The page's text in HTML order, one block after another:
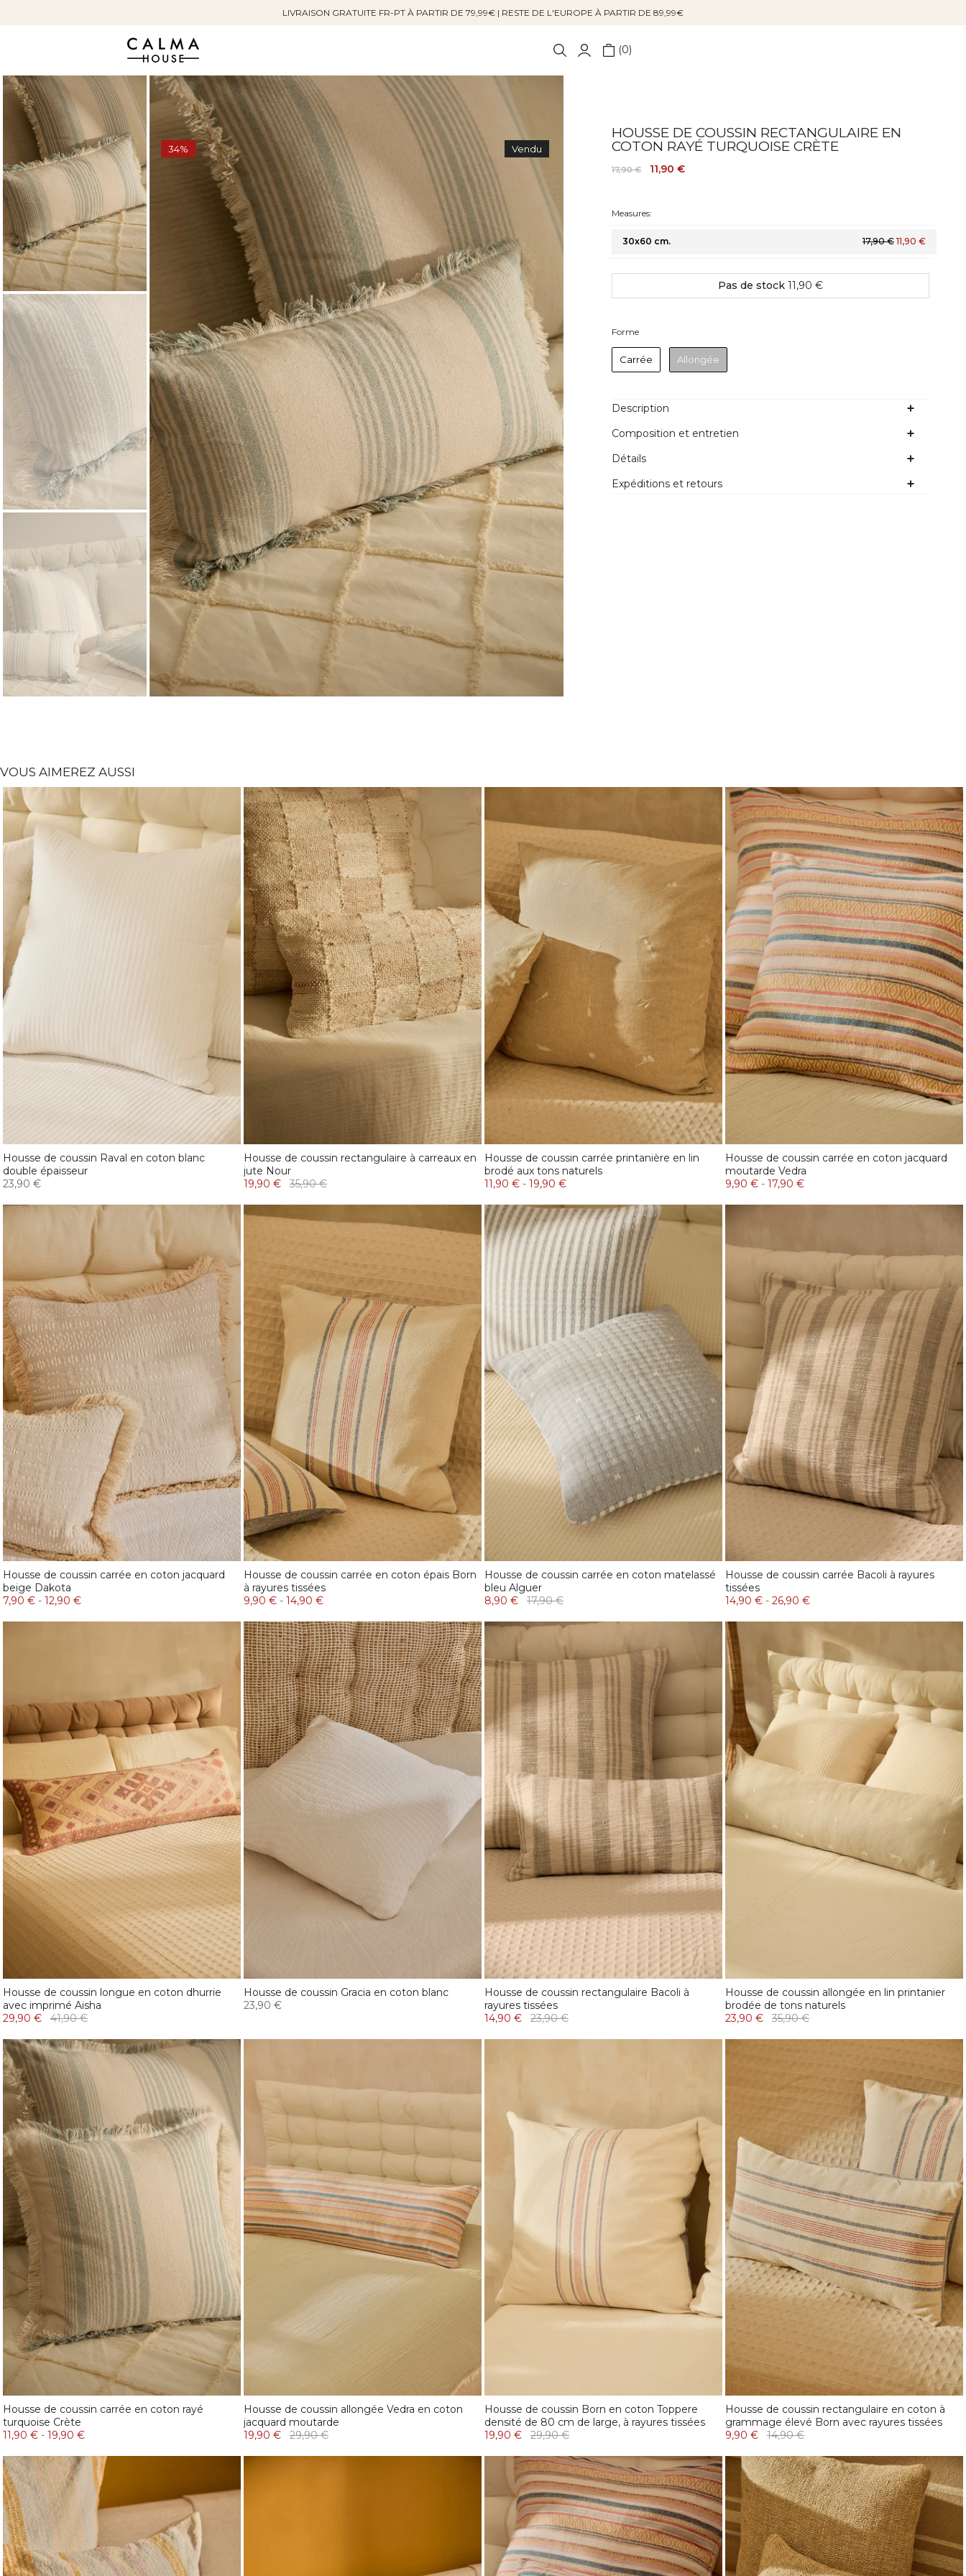
LIVRAISON GRATUITE FR-PT À PARTIR DE 79,99€ | RESTE DE L'EUROPE À PARTIR DE 89,99€
0
Vendu
34%
HOUSSE DE COUSSIN RECTANGULAIRE EN
COTON RAYÉ TURQUOISE CRÈTE
17,90 € 11,90 €
FormeForme
Carrée Allongée
Measures:
30x60 cm. 17,90 € 11,90 €
Pas de stock 11,90 €
Description
Composition et entretien
Détails
Expéditions et retours
VOUS AIMEREZ AUSSI
Housse de coussin Raval en coton blanc
double épaisseur
23,90 €
Housse de coussin rectangulaire à carreaux en
jute Nour
19,90 €
35,90 €
Housse de coussin carrée printanière en lin
brodé aux tons naturels
11,90 € - 19,90 €
Housse de coussin carrée en coton jacquard
moutarde Vedra
9,90 € - 17,90 €
Housse de coussin carrée en coton jacquard
beige Dakota
7,90 € - 12,90 €
Housse de coussin carrée en coton épais Born
à rayures tissées
9,90 € - 14,90 €
Housse de coussin carrée en coton matelassé
bleu Alguer
8,90 €
17,90 €
Housse de coussin carrée Bacoli à rayures
tissées
14,90 € - 26,90 €
Housse de coussin longue en coton dhurrie
avec imprimé Aisha
29,90 €
41,90 €
Housse de coussin Gracia en coton blanc
23,90 €
Housse de coussin rectangulaire Bacoli à
rayures tissées
14,90 €
23,90 €
Housse de coussin allongée en lin printanier
brodée de tons naturels
23,90 €
35,90 €
Housse de coussin carrée en coton rayé
turquoise Crète
11,90 € - 19,90 €
Housse de coussin allongée Vedra en coton
jacquard moutarde
19,90 €
29,90 €
Housse de coussin Born en coton Toppere
densité de 80 cm de large, à rayures tissées
19,90 €
29,90 €
Housse de coussin rectangulaire en coton à
grammage élevé Born avec rayures tissées
9,90 €
14,90 €